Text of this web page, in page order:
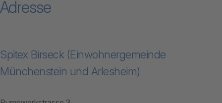
Adresse
Spitex Birseck (Einwohnergemeinde
Münchenstein und Arlesheim)